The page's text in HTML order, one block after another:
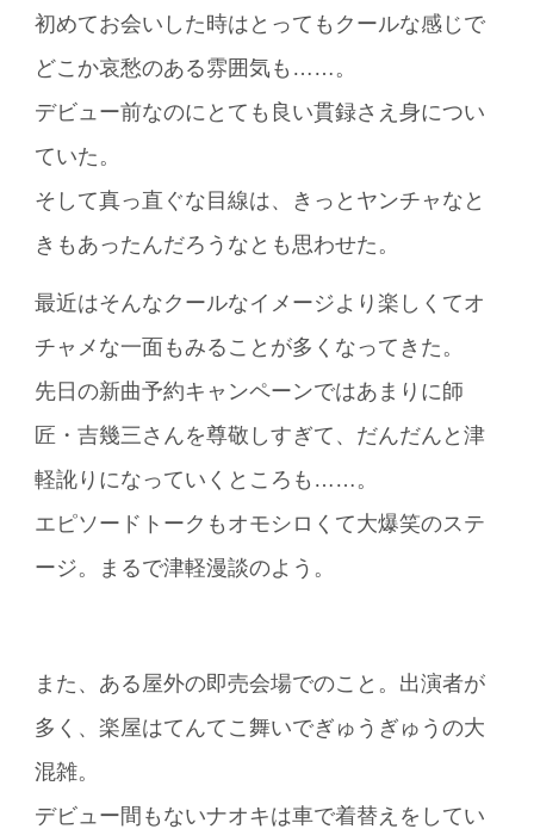
初めてお会いした時はとってもクールな感じで
どこか哀愁のある雰囲気も……。
デビュー前なのにとても良い貫録さえ身につい
ていた。
そして真っ直ぐな目線は、きっとヤンチャなと
きもあったんだろうなとも思わせた。
最近はそんなクールなイメージより楽しくてオ
チャメな一面もみることが多くなってきた。
先日の新曲予約キャンペーンではあまりに師
匠・吉幾三さんを尊敬しすぎて、だんだんと津
軽訛りになっていくところも……。
エピソードトークもオモシロくて大爆笑のステ
ージ。まるで津軽漫談のよう。
また、ある屋外の即売会場でのこと。出演者が
多く、楽屋はてんてこ舞いでぎゅうぎゅうの大
混雑。
デビュー間もないナオキは車で着替えをしてい